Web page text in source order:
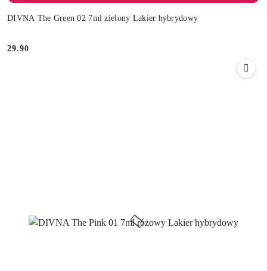
DIVNA The Green 02 7ml zielony Lakier hybrydowy
Cena:
29.90